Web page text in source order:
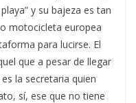
y su bajeza es tan
motocicleta europea
para lucirse. El
que a pesar de llegar
la secretaria quien
sí, ese que no tiene